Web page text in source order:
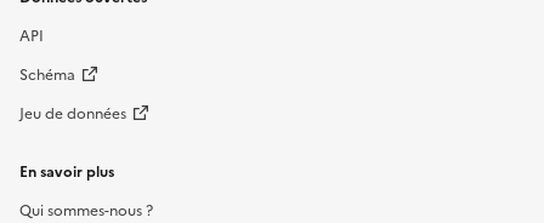
API
Schéma
Jeu de données
En savoir plus
Qui sommes-nous ?